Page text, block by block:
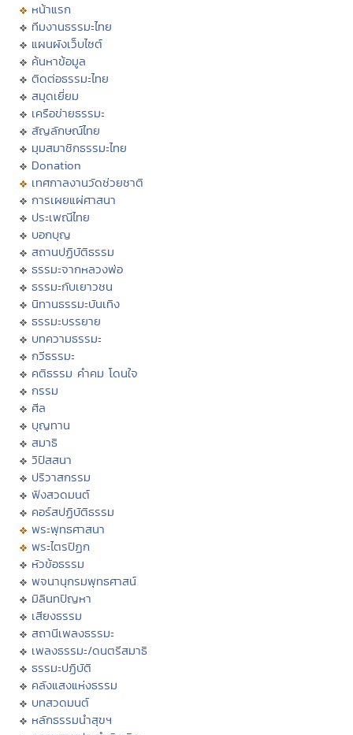
หน้าแรก
ทีมงานธรรมะไทย
แผนผังเว็บไซต์
ค้นหาข้อมูล
ติดต่อธรรมะไทย
สมุดเยี่ยม
เครือข่ายธรรมะ
สัญลักษณ์ไทย
มุมสมาชิกธรรมะไทย
Donation
เทศกาลงานวัดช่วยชาติ
การเผยแผ่ศาสนา
ประเพณีไทย
บอกบุญ
สถานปฏิบัติธรรม
ธรรมะจากหลวงพ่อ
ธรรมะกับเยาวชน
นิทานธรรมะบันเทิง
ธรรมะบรรยาย
บทความธรรมะ
กวีธรรมะ
คติธรรม คำคม โดนใจ
กรรม
ศีล
บุญทาน
สมาธิ
วิปัสสนา
ปริวาสกรรม
ฟังสวดมนต์
คอร์สปฏิบัติธรรม
พระพุทธศาสนา
พระไตรปิฏก
หัวข้อธรรม
พจนานุกรมพุทธศาสน์
มิลินทปัญหา
เสียงธรรม
สถานีเพลงธรรมะ
เพลงธรรมะ/ดนตรีสมาธิ
ธรรมะปฏิบัติ
คลังแสงแห่งธรรม
บทสวดมนต์
หลักธรรมนำสุขฯ